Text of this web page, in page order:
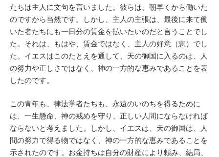
たちは主人に文句を言いました。彼らは、朝早くから働いた
のですから当然です。しかし、主人の主張は、最後に来て働
いた者たちにも一日分の賃金を払いたいのだと言うことでし
た。それは、もはや、賃金ではなく、主人の好意（恵）でし
た。イエスはこのたとえを通して、天の御国に入るのは、人
の努力や正しさではなく、神の一方的な恵みであることを表
したのです。
この青年も、律法学者たちも、永遠のいのちを得るために
は、一生懸命、神の戒めを守り、正しい人間にならなければ
ならないと考えました。しかし、イエスは、天の御国は、人
間の努力で得る物ではなく、神の一方的な恵みであることを
示されたのです。お金持ちは自分の財産により頼み、結局、